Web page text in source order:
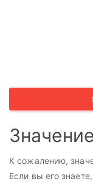
К сожалению,
Если вы его знаете,